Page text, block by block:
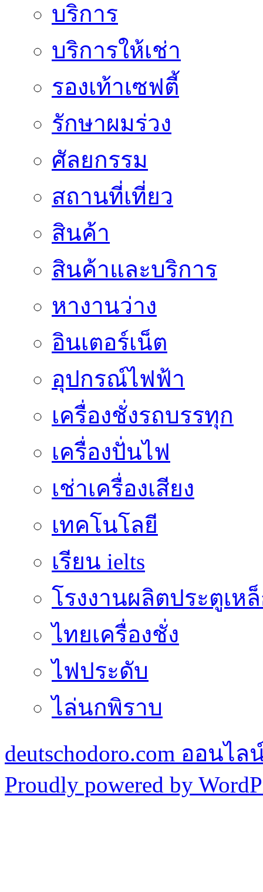
บริการ
บริการให้เช่า
รองเท้าเซฟตี้
รักษาผมร่วง
ศัลยกรรม
สถานที่เที่ยว
สินค้า
สินค้าและบริการ
หางานว่าง
อินเตอร์เน็ต
อุปกรณ์ไฟฟ้า
เครื่องชั่งรถบรรทุก
เครื่องปั่นไฟ
เช่าเครื่องเสียง
เทคโนโลยี
เรียน ielts
โรงงานผลิตประตูเห
ไทยเครื่องชั่ง
ไฟประดับ
ไล่นกพิราบ
deutschodoro.com ออนไล
Proudly powered by